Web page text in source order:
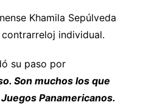
Khamila Sepúlveda
individual.
su paso por
Son muchos los que
Panamericanos.